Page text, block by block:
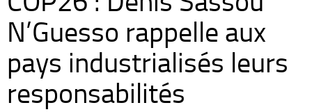
N’Guesso rappelle aux
pays industrialisés leurs
responsabilités